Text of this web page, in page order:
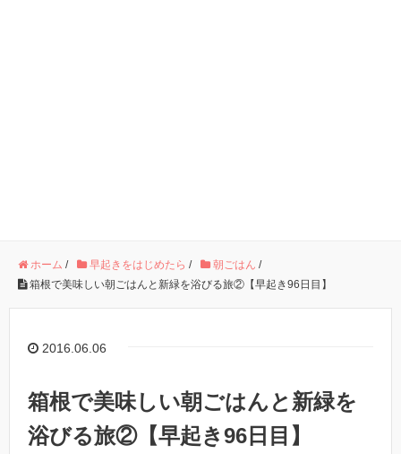
ホーム / 早起きをはじめたら / 朝ごはん /
箱根で美味しい朝ごはんと新緑を浴びる旅②【早起き96日目】
2016.06.06
箱根で美味しい朝ごはんと新緑を
浴びる旅②【早起き96日目】